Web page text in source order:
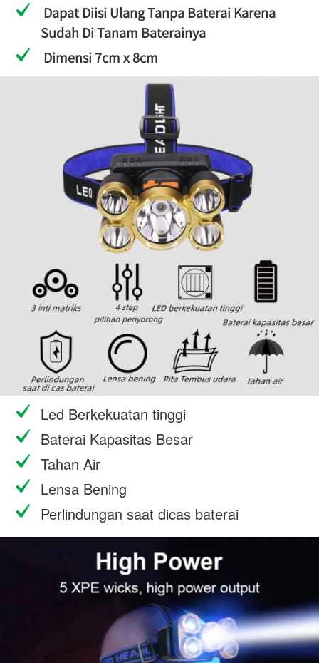
Dapat Diisi Ulang Tanpa Baterai Karena
Sudah Di Tanam Baterainya
Dimensi 7cm x 8cm
Led Berkekuatan tinggi
Baterai Kapasitas Besar
Tahan Air
Lensa Bening
Perlindungan saat dicas baterai